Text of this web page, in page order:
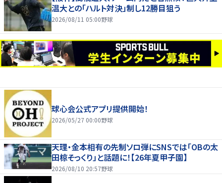
温大との「ハルト対決」制し12勝目狙う
2026/08/11 05:00野球
球心会公式アプリ提供開始！
2026/05/27 00:00野球
天理・金本相有の先制ソロ弾にSNSでは「OBの太
田椋そっくり」と話題に！【26年夏甲子園】
2026/08/10 20:57野球